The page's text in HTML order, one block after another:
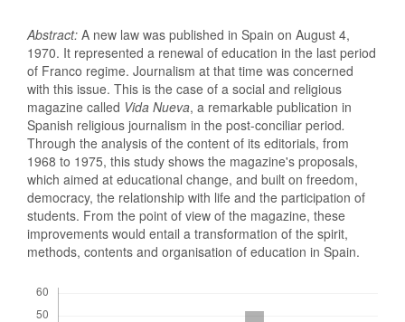
Abstract: A new law was published in Spain on August 4,
1970. It represented a renewal of education in the last period
of Franco regime. Journalism at that time was concerned
with this issue. This is the case of a social and religious
magazine called Vida Nueva, a remarkable publication in
Spanish religious journalism in the post-conciliar period.
Through the analysis of the content of its editorials, from
1968 to 1975, this study shows the magazine's proposals,
which aimed at educational change, and built on freedom,
democracy, the relationship with life and the participation of
students. From the point of view of the magazine, these
improvements would entail a transformation of the spirit,
methods, contents and organisation of education in Spain.